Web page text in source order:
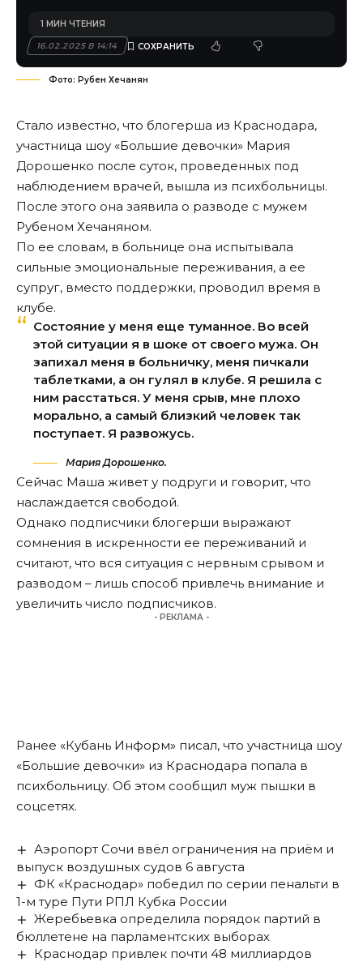
16.02.2025 В 14:14
1 МИН ЧТЕНИЯ
Фото: Рубен Хечанян
Стало известно, что блогерша из Краснодара,
участница шоу «Большие девочки» Мария
Дорошенко после суток, проведенных под
наблюдением врачей, вышла из психбольницы.
После этого она заявила о разводе с мужем
Рубеном Хечаняном.
По ее словам, в больнице она испытывала
сильные эмоциональные переживания, а ее
супруг, вместо поддержки, проводил время в
клубе.
Состояние у меня еще туманное. Во всей
этой ситуации я в шоке от своего мужа. Он
запихал меня в больничку, меня пичкали
таблетками, а он гулял в клубе. Я решила с
ним расстаться. У меня срыв, мне плохо
морально, а самый близкий человек так
поступает. Я развожусь.
Мария Дорошенко.
Сейчас Маша живет у подруги и говорит, что
наслаждается свободой.
Однако подписчики блогерши выражают
сомнения в искренности ее переживаний и
считают, что вся ситуация с нервным срывом и
разводом – лишь способ привлечь внимание и
увеличить число подписчиков.
- РЕКЛАМА -
Ранее «Кубань Информ» писал, что участница шоу
«Большие девочки» из Краснодара попала в
психбольницу. Об этом сообщил муж пышки в
соцсетях.
Аэропорт Сочи ввёл ограничения на приём и
выпуск воздушных судов 6 августа
ФК «Краснодар» победил по серии пенальти в
1-м туре Пути РПЛ Кубка России
Жеребьевка определила порядок партий в
бюллетене на парламентских выборах
Краснодар привлек почти 48 миллиардов